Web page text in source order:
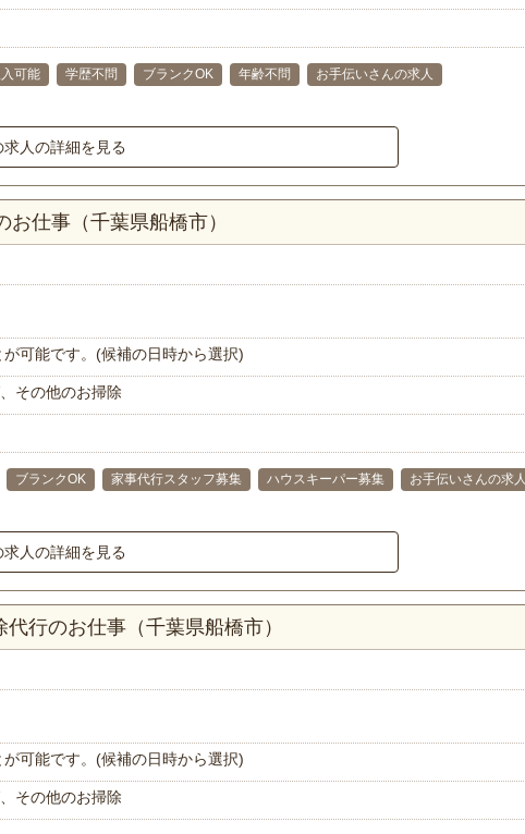
可能 学歴不問 ブランクOK 年齢不問
お手伝いさんの求人
求人の詳細を見る
仕事（千葉県船橋市）
可能です。(候補の日時から選択)
その他のお掃除
ブランクOK 家事代行スタッフ募集 ハウスキーパー募集
お手伝いさんの求人
求人の詳細を見る
行のお仕事（千葉県船橋市）
可能です。(候補の日時から選択)
その他のお掃除